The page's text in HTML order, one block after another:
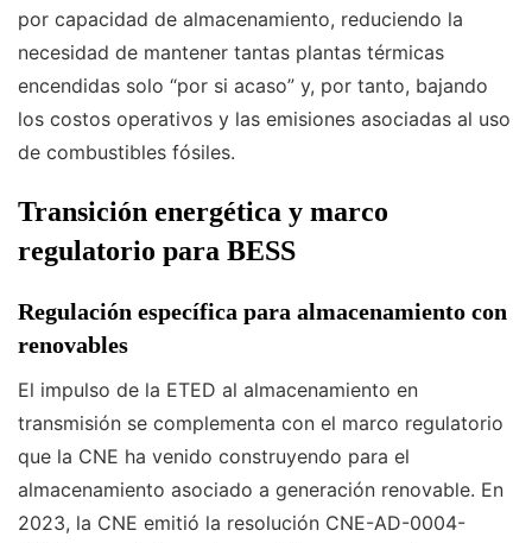
por capacidad de almacenamiento, reduciendo la
necesidad de mantener tantas plantas térmicas
encendidas solo “por si acaso” y, por tanto, bajando
los costos operativos y las emisiones asociadas al uso
de combustibles fósiles.
Transición energética y marco
regulatorio para BESS
Regulación específica para almacenamiento con
renovables
El impulso de la ETED al almacenamiento en
transmisión se complementa con el marco regulatorio
que la CNE ha venido construyendo para el
almacenamiento asociado a generación renovable. En
2023, la CNE emitió la resolución CNE-AD-0004-